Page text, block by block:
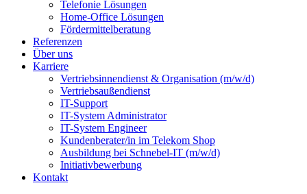
Telefonie Lösungen
Home-Office Lösungen
Fördermittelberatung
Referenzen
Über uns
Karriere
Vertrieb­sinnen­dienst & Organisation (m/w/d)
Vertriebsaußendienst
IT-Support
IT-System Administrator
IT-System Engineer
Kunden­berater/in im Telekom Shop
Ausbildung bei Schnebel-IT (m/w/d)
Initiativ­bewerbung
Kontakt